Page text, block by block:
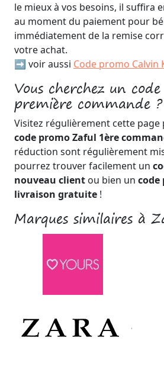
le mieux à vos besoins, il suffira
au moment du paiement pour
immédiatement de la remise
votre achat.
➡️ voir aussi Code promo Calvin
Vous cherchez un
première commande ?
Visitez régulièrement cette
code promo Zaful 1ère
réduction sont régulièrement
pourrez trouver facilement un
nouveau client ou bien un code
livraison gratuite !
Marques similaires à